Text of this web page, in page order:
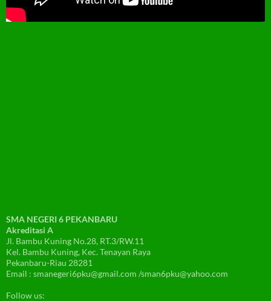
SMA NEGERI 6 PEKANBARU
Akreditasi A
Jl. Bambu Kuning No.28, RT.3/RW.11
Kel. Bambu Kuning, Kec. Tenayan Raya
Pekanbaru-Riau 28281
Email : smanegeri6pku@gmail.com /sman6pku@yahoo.com
Follow us: